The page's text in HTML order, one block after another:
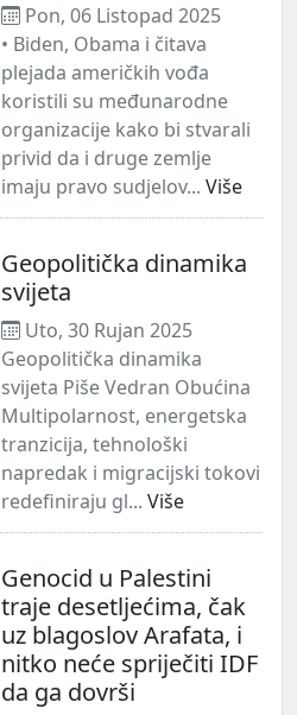
Pon, 06 Listopad 2025
• Biden, Obama i čitava
plejada američkih vođa
koristili su međunarodne
organizacije kako bi stvarali
privid da i druge zemlje
imaju pravo sudjelov... Više
Geopolitička dinamika
svijeta
Uto, 30 Rujan 2025
Geopolitička dinamika
svijeta Piše Vedran Obućina
Multipolarnost, energetska
tranzicija, tehnološki
napredak i migracijski tokovi
redefiniraju gl... Više
Genocid u Palestini
traje desetljećima, čak
uz blagoslov Arafata, i
nitko neće spriječiti IDF
da ga dovrši